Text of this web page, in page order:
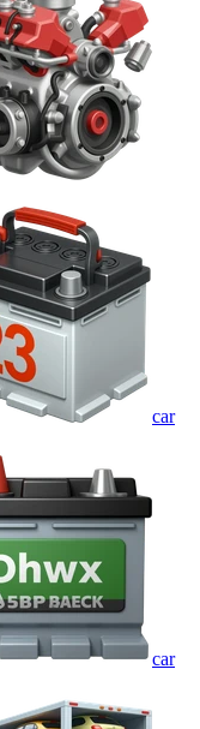
car
car